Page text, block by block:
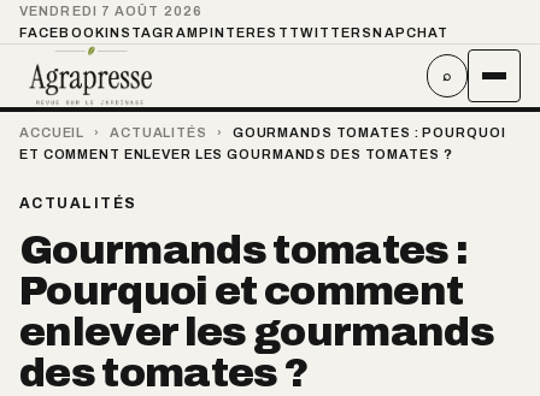
VENDREDI 7 AOÛT 2026
FACEBOOKINSTAGRAMPINTEREST TWITTER SNAPCHAT
⌕
ACCUEIL › ACTUALITÉS ›
GOURMANDS TOMATES : POURQUOI
ET COMMENT ENLEVER LES GOURMANDS DES TOMATES ?
ACTUALITÉS
Gourmands tomates :
Pourquoi et comment
enlever les gourmands
des tomates ?